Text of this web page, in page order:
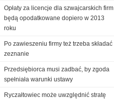
Opłaty za licencje dla szwajcarskich firm
będą opodatkowane dopiero w 2013
roku
Po zawieszeniu firmy też trzeba składać
zeznanie
Przedsiębiorca musi zadbać, by zgoda
spełniała warunki ustawy
Ryczałtowiec może uwzględnić stratę